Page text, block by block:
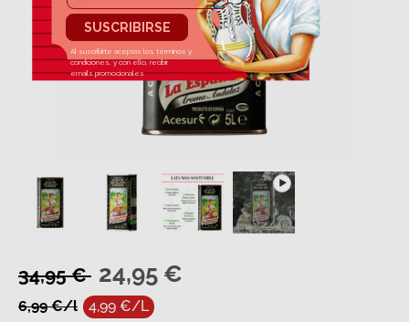
34,95 € 24,95 €
6,99 €/l 4,99 €/L